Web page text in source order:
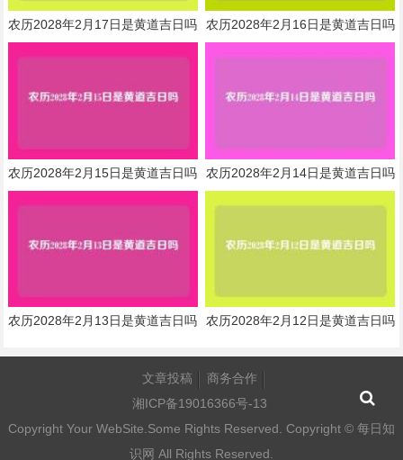
农历2028年2月17日是黄道吉日吗 农历2028年2月16日是黄道吉日吗
农历2028年2月15日是黄道吉日吗 农历2028年2月14日是黄道吉日吗
农历2028年2月13日是黄道吉日吗 农历2028年2月12日是黄道吉日吗
文章投稿
商务合作
湘ICP备19016366号-13
Copyright Your WebSite.Some Rights Reserved. Copyright © 每日知
识网 All Rights Reserved.